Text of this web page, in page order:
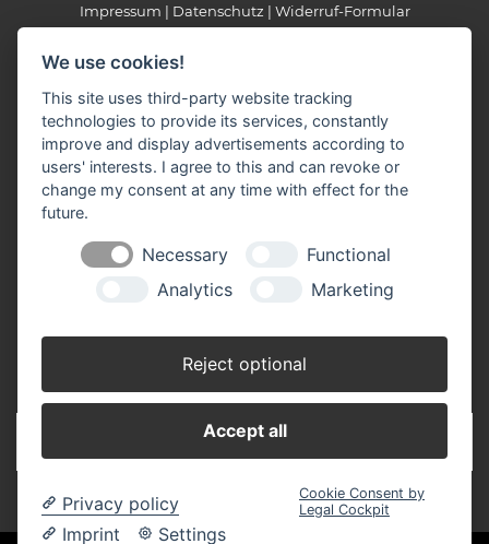
Impressum Datenschutz Widerruf-Formular
Raiffeisen Fachmarkt-Lagerhaus
Neukirchen b. Hl. Blut
Am Hungerbühl 2
93453 Neukirchen b. Hl. Blut
E-Mail: info(at)raiffeisen-fachmarkt.de
We use cookies!
This site uses third-party website tracking
technologies to provide its services, constantly
improve and display advertisements according to
users' interests. I agree to this and can revoke or
change my consent at any time with effect for the
future.
Necessary
Functional
Analytics
Marketing
Reject optional
Accept all
Privacy policy
Imprint
Settings
Cookie Consent by
Legal Cockpit